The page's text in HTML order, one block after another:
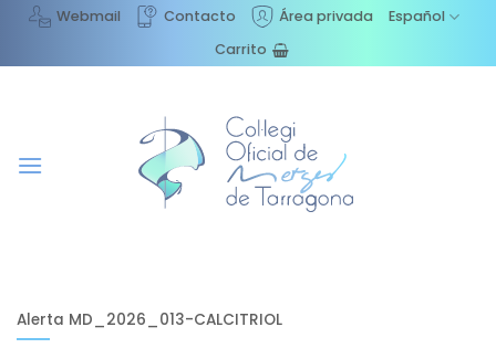
Saltar
contenido
Webmail Contacto Área privada
Español
Carrito
Alerta MD_2026_013-CALCITRIOL